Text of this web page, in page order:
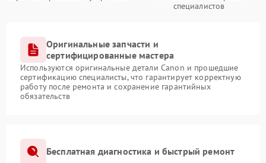
специалистов
Оригинальные запчасти и
сертифицированные мастера
Используются оригинальные детали Canon и прошедшие
сертификацию специалисты, что гарантирует корректную
работу после ремонта и сохранение гарантийных
обязательств
Бесплатная диагностика и быстрый ремонт